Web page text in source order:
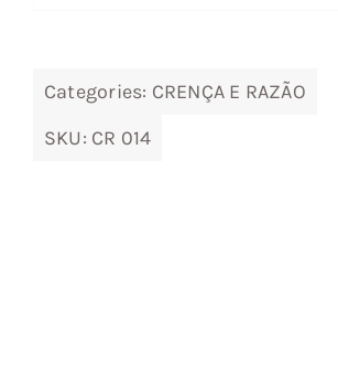
Categories: CRENÇA E RAZÃO
SKU: CR 014